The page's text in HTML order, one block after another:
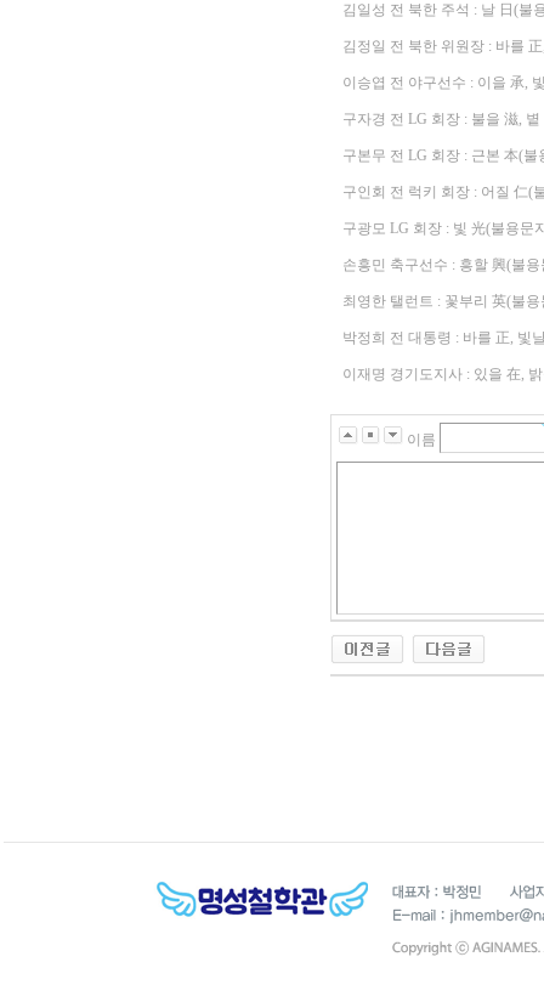
김일성 전 북한 주석 : 날 日(불
김정일 전 북한 위원장 : 바를
이승엽 전 야구선수 : 이을 承,
구자경 전 LG 회장 : 불을 滋,
구본무 전 LG 회장 : 근본 本(불
구인회 전 럭키 회장 : 어질 仁(
구광모 LG 회장 : 빛 光(불용문
손흥민 축구선수 : 흥할 興(불
최영한 탤런트 : 꽃부리 英(불
박정희 전 대통령 : 바를 正, 빛
이재명 경기도지사 : 있을 在,
이름